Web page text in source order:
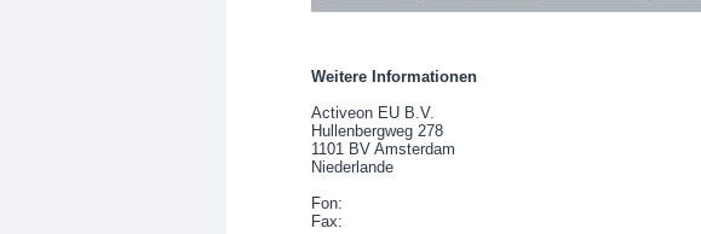
Weitere Informationen
Activeon EU B.V.
Hullenbergweg 278
1101 BV Amsterdam
Niederlande
Fon:
Fax: